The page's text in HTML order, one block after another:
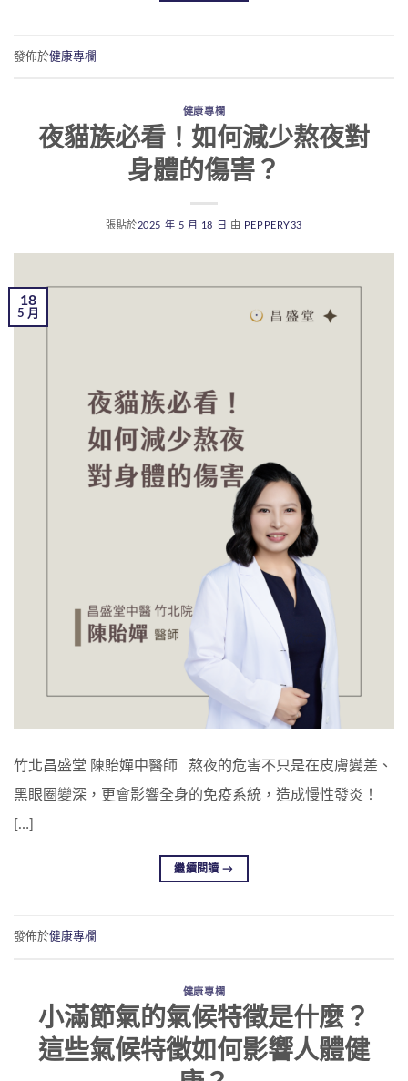
發佈於健康專欄
健康專欄
夜貓族必看！如何減少熬夜對
身體的傷害？
張貼於2025 年 5 月 18 日 由 PEPPERY33
18
5 月
竹北昌盛堂 陳貽嬋中醫師 熬夜的危害不只是在皮膚變差、
黑眼圈變深，更會影響全身的免疫系統，造成慢性發炎！
[…]
繼續閱讀→
發佈於健康專欄
健康專欄
小滿節氣的氣候特徵是什麼？
這些氣候特徵如何影響人體健